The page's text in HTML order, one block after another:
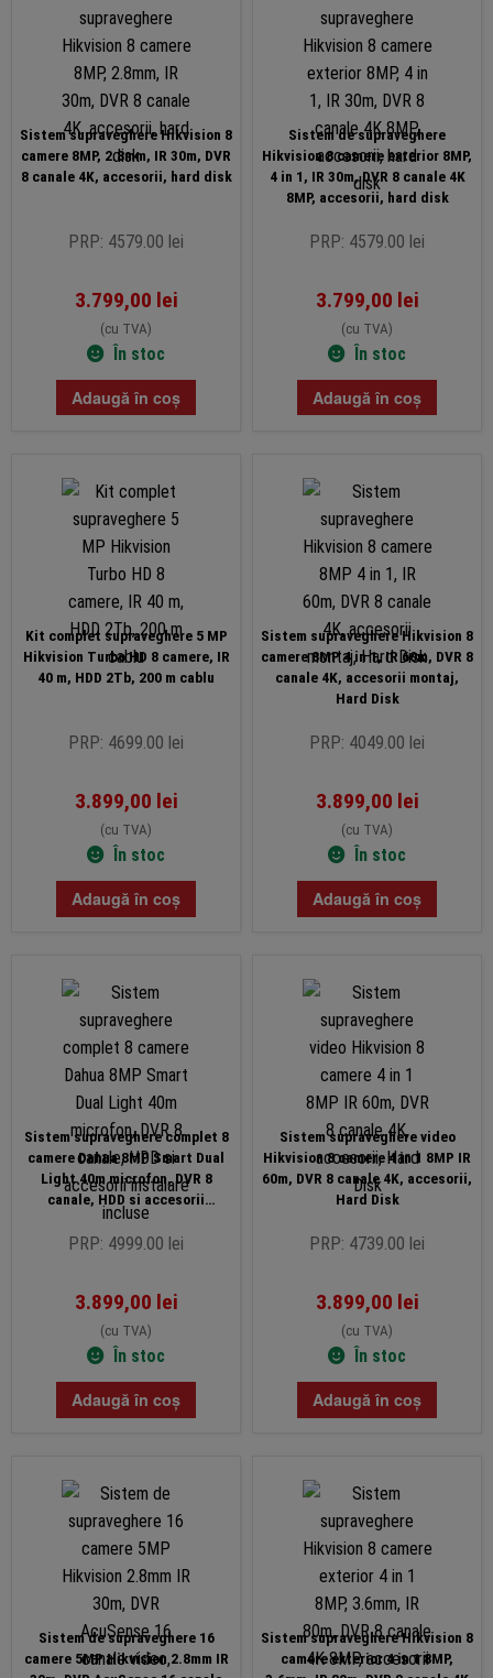
Sistem supraveghere Hikvision 8
camere 8MP, 2.8mm, IR 30m, DVR
8 canale 4K, accesorii, hard disk
PRP: 4579.00 lei
3.799,00 lei
(cu TVA)
În stoc
Adaugă în coș
Sistem de supraveghere
Hikvision 8 camere exterior 8MP,
4 in 1, IR 30m, DVR 8 canale 4K
8MP, accesorii, hard disk
PRP: 4579.00 lei
3.799,00 lei
(cu TVA)
În stoc
Adaugă în coș
Kit complet supraveghere 5 MP
Hikvision Turbo HD 8 camere, IR
40 m, HDD 2Tb, 200 m cablu
PRP: 4699.00 lei
3.899,00 lei
(cu TVA)
În stoc
Adaugă în coș
Sistem supraveghere Hikvision 8
camere 8MP 4 in 1, IR 60m, DVR 8
canale 4K, accesorii montaj,
Hard Disk
PRP: 4049.00 lei
3.899,00 lei
(cu TVA)
În stoc
Adaugă în coș
Sistem supraveghere complet 8
camere Dahua 8MP Smart Dual
Light 40m microfon, DVR 8
canale, HDD si accesorii
instalare incluse
PRP: 4999.00 lei
3.899,00 lei
(cu TVA)
În stoc
Adaugă în coș
Sistem supraveghere video
Hikvision 8 camere 4 in 1 8MP IR
60m, DVR 8 canale 4K, accesorii,
Hard Disk
PRP: 4739.00 lei
3.899,00 lei
(cu TVA)
În stoc
Adaugă în coș
Sistem de supraveghere 16
camere 5MP Hikvision 2.8mm IR
Sistem supraveghere Hikvision 8
camere exterior 4 in 1 8MP,